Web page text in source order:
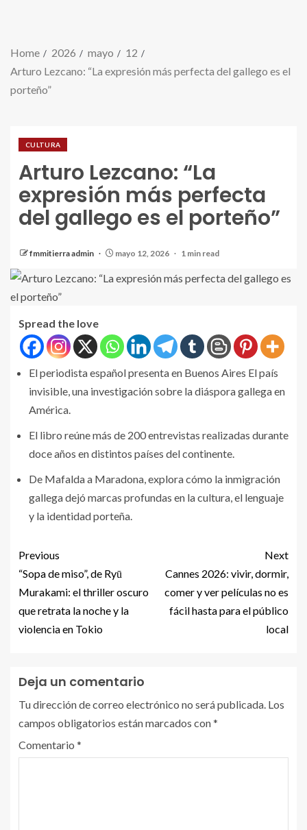
Home 2026 mayo
12
Arturo Lezcano: “La expresión más perfecta del gallego es el
porteño”
CULTURA
Arturo Lezcano: “La
expresión más perfecta
del gallego es el porteño”
fmmitierra admin mayo 12, 2026 1 min read
Spread the love
El periodista español presenta en Buenos Aires El país
invisible, una investigación sobre la diáspora gallega en
América.
El libro reúne más de 200 entrevistas realizadas durante
doce años en distintos países del continente.
De Mafalda a Maradona, explora cómo la inmigración
gallega dejó marcas profundas en la cultura, el lenguaje
y la identidad porteña.
Previous
“Sopa de miso”, de Ryū
Murakami: el thriller oscuro
que retrata la noche y la
violencia en Tokio
Next
Cannes 2026: vivir, dormir,
comer y ver películas no es
fácil hasta para el público
local
Deja un comentario
Tu dirección de correo electrónico no será publicada. Los
campos obligatorios están marcados con*
Comentario *